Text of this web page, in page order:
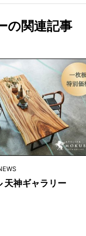
の関連記事
神ギャラリー